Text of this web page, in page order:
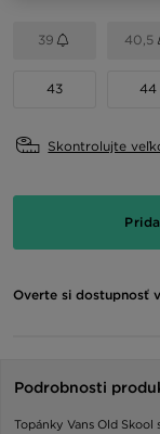
39 40,5
43 44
Skontrolujte
Overte si dostupnosť
Podrobnosti
Topánky Vans Old